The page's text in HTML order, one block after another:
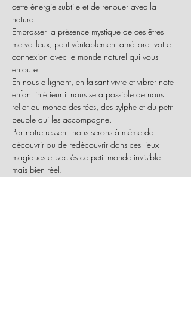
cette énergie subtile et de renouer avec la
nature.
Embrasser la présence mystique de ces êtres
merveilleux, peut véritablement améliorer votre
connexion avec le monde naturel qui vous
entoure.
En nous allignant, en faisant vivre et vibrer note
enfant intérieur il nous sera possible de nous
relier au monde des fées, des sylphe et du petit
peuple qui les accompagne.
Par notre ressenti nous serons à même de
découvrir ou de redécouvrir dans ces lieux
magiques et sacrés ce petit monde invisible
mais bien réel.